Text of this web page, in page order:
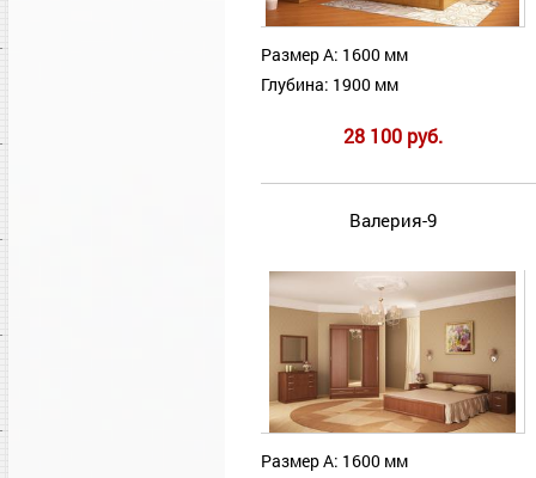
Размер А: 1600 мм
Глубина: 1900 мм
28 100 руб.
Валерия-9
Размер А: 1600 мм